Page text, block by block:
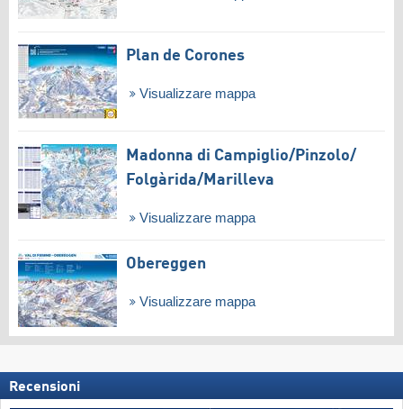
Plan de Corones
Visualizzare mappa
Madonna di Campiglio/​Pinzolo/​
Folgàrida/​Marilleva
Visualizzare mappa
Obereggen
Visualizzare mappa
Recensioni